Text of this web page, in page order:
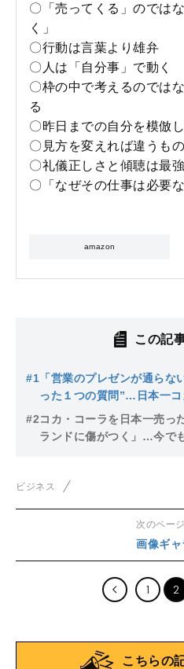
〇「売ってくる」のでは
く」
〇行動は言葉より雄弁
〇人は「自分事」で動く
〇枠の中で考えるのでは
る
〇昨日までの自分を模倣
〇見方を変えれば違うも
〇礼儀正しさと傾聴は最
〇「なぜその仕事は必要
amazon
この記
#1 「営業のプレゼンが通ら
った１つの質問”…日本一
学んだ仕事の基本とは
#2コカ・コーラを日本一売っ
ランドに傷がつく」…今で
ビジネス
次のページ
画像ギ
1 2
こちらの